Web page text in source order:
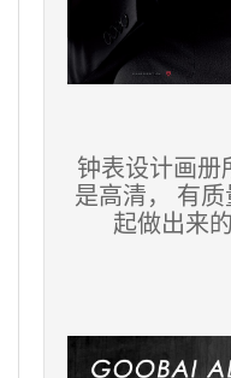
钟表设计画册
是高清， 有
起做出来